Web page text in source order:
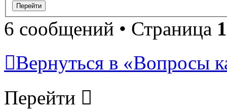
6 сообщений • Страница 1
Вернуться в «Вопросы
Перейти